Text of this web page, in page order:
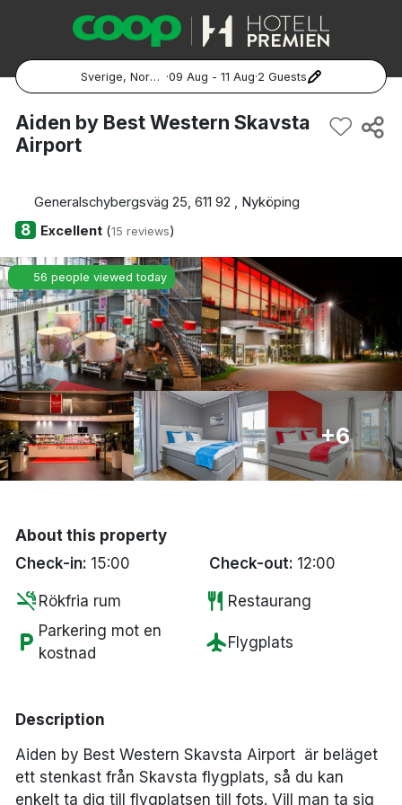
Sverige, Norge, Danmark ·09 Aug - 11 Aug·2 Guests
Popular Destinations:
Hela Sverige
Stockholm
Göteborg
Malmö
Hela Norge
Oslo
Bergen
Hela Danmark
Aiden by Best Western Skavsta
Airport
Generalschybergsväg 25, 611 92 , Nyköping
8 Excellent(15 reviews)
56 people viewed today
+6
About this property
Check-in: 15:00 Check-out: 12:00
smoke_free Rökfria rum restaurant Restaurang
local_parking Parkering mot en
kostnad
flightFlygplats
Description
Aiden by Best Western Skavsta Airport är beläget
ett stenkast från Skavsta flygplats, så du kan
enkelt ta dig till flygplatsen till fots. Vill man ta sig